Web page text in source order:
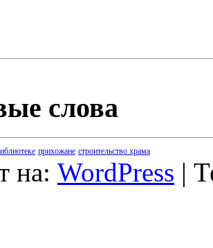
слова
прихожане строительство храма
на: WordPress |